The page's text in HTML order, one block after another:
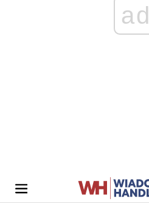
ad